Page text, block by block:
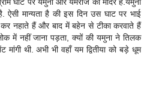
ऐसी मान्यता है की इस दिन उस घाट पर भाई
नहाते हैं और बाद में बहेन से टीका करवाते हैं
में नहीं जाना पड़ता, क्यों की यमुना ने तिलक
थी. अभी भी वहाँ यम द्वितीया को बड़े धूम